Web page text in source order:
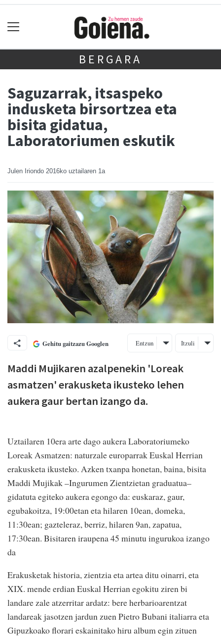
BERGARA
Saguzarrak, itsaspeko
indusketa birsortzea eta
bisita gidatua,
Laboratoriumen eskutik
Julen Iriondo 2016ko uztailaren 1a
Gehitu gaitzazu Googlen Entzun Itzuli
Maddi Mujikaren azalpenekin 'Loreak
asmatzen' erakusketa ikusteko lehen
aukera gaur bertan izango da.
Uztailaren 10era arte dago aukera Laboratoriumeko
Loreak Asmatzen: naturzale europarrak Euskal Herrian
erakusketa ikusteko. Azken txanpa honetan, baina, bisita
Maddi Mujikak –Ingurumen Zientzietan graduatua–
gidatuta egiteko aukera egongo da: euskaraz, gaur,
egubakoitza, 19:00etan eta hilaren 10ean, domeka,
11:30ean; gazteleraz, berriz, hilaren 9an, zapatua,
17:30ean. Bisitaren iraupena 45 minutu ingurukoa izango
da
Erakusketak historia, zientzia eta artea ditu oinarri, eta
XIX. mende erdian Euskal Herrian egokitu ziren bi
landare zale atzerritar ardatz: bere herbarioarentzat
landareak jasotzen jardun zuen Pietro Bubani italiarra eta
Gipuzkoako florari eskainitako hiru album egin zituen